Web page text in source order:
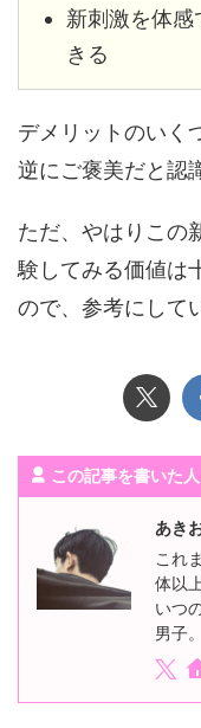
新刺激を体感
きる
デメリットのいく
逆にご褒美だと認
ただ、やはりこの
験してみる価値は
ので、参考にして
この記事を書いた人
あき
これ
体以
いつ
男子。